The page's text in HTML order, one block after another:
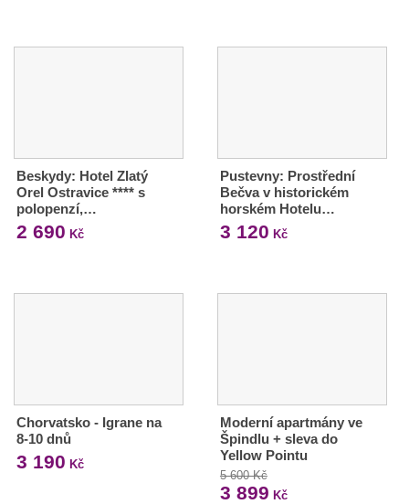
Beskydy: Hotel Zlatý
Orel Ostravice **** s
polopenzí,…
2 690 Kč
Pustevny: Prostřední
Bečva v historickém
horském Hotelu…
3 120 Kč
Chorvatsko - Igrane na
8-10 dnů
3 190 Kč
Moderní apartmány ve
Špindlu + sleva do
Yellow Pointu
5 600 Kč
3 899 Kč